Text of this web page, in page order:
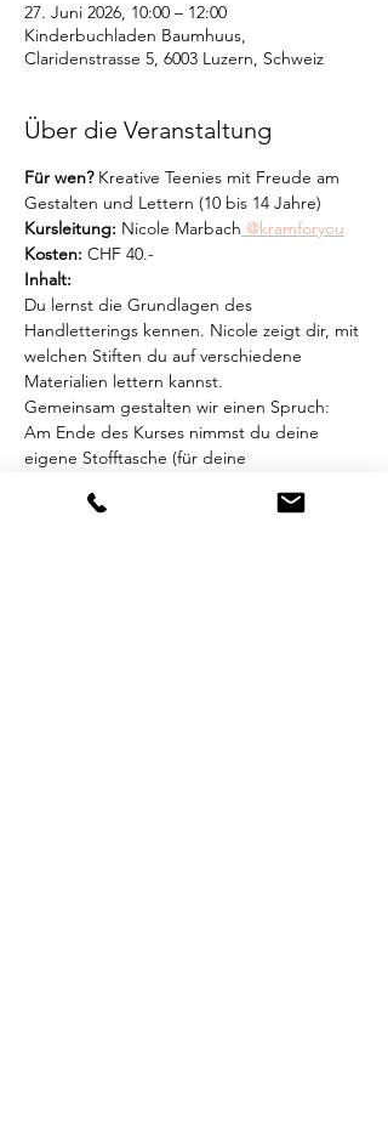
27. Juni 2026, 10:00 – 12:00
Kinderbuchladen Baumhuus,
Claridenstrasse 5, 6003 Luzern, Schweiz
Über die Veranstaltung
Für wen? Kreative Teenies mit Freude am
Gestalten und Lettern (10 bis 14 Jahre)
Kursleitung: Nicole Marbach @kramforyou
Kosten: CHF 40.-
Inhalt:
Du lernst die Grundlagen des
Handletterings kennen. Nicole zeigt dir, mit
welchen Stiften du auf verschiedene
Materialien lettern kannst.
Gemeinsam gestalten wir einen Spruch:
Am Ende des Kurses nimmst du deine
eigene Stofftasche (für deine